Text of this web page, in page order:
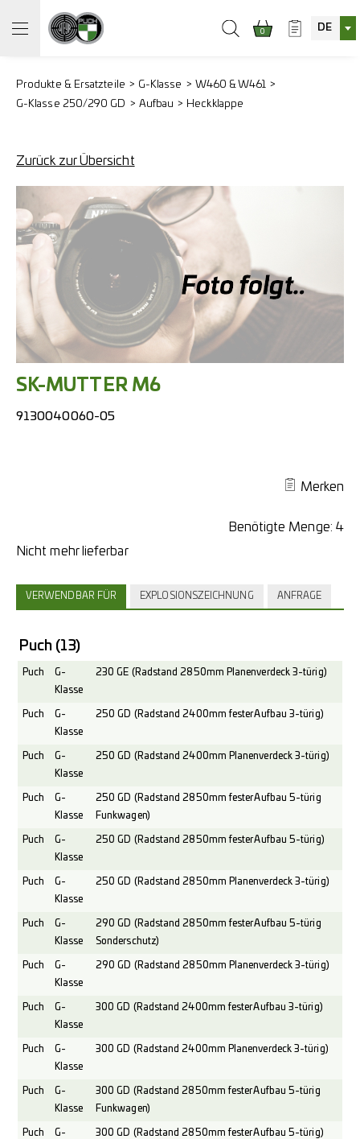
0 DE
Produkte & Ersatzteile G-Klasse
W460 & W461
G-Klasse 250/290 GD
Aufbau Heckklappe
Zurück zur Übersicht
SK-MUTTER M6
9130040060-05
Merken
Benötigte Menge: 4
VERWENDBAR FÜR EXPLOSIONSZEICHNUNG ANFRAGE
Puch (13)
Puch
G-
Klasse
230 GE (Radstand 2850mm Planenverdeck 3-türig)
Puch
G-
Klasse
250 GD (Radstand 2400mm fester Aufbau 3-türig)
Puch
G-
Klasse
250 GD (Radstand 2400mm Planenverdeck 3-türig)
Puch
G-
Klasse
250 GD (Radstand 2850mm fester Aufbau 5-türig
Funkwagen)
Puch
G-
Klasse
250 GD (Radstand 2850mm fester Aufbau 5-türig)
Puch
G-
Klasse
250 GD (Radstand 2850mm Planenverdeck 3-türig)
Puch
G-
Klasse
290 GD (Radstand 2850mm fester Aufbau 5-türig
Sonderschutz)
Puch
G-
Klasse
290 GD (Radstand 2850mm Planenverdeck 3-türig)
Puch
G-
Klasse
300 GD (Radstand 2400mm fester Aufbau 3-türig)
Puch
G-
Klasse
300 GD (Radstand 2400mm Planenverdeck 3-türig)
Puch
G-
Klasse
300 GD (Radstand 2850mm fester Aufbau 5-türig
Funkwagen)
Puch
G-
300 GD (Radstand 2850mm fester Aufbau 5-türig)